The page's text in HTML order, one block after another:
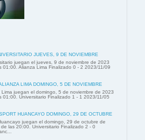
JUEVES, 9 DE NOVIEMBRE
juegan el jueves, 9 de noviembre de 2023
01:00. Alianza Lima Finalizado 0 - 2 2023/11/09
LIMA DOMINGO, 5 DE NOVIEMBRE
Lima juegan el domingo, 5 de noviembre de 2023
01:00. Universitario Finalizado 1 - 1 2023/11/05
HUANCAYO DOMINGO, 29 DE OCTUBRE
juegan el domingo, 29 de octubre de
las 20:00. Universitario Finalizado 2 - 0